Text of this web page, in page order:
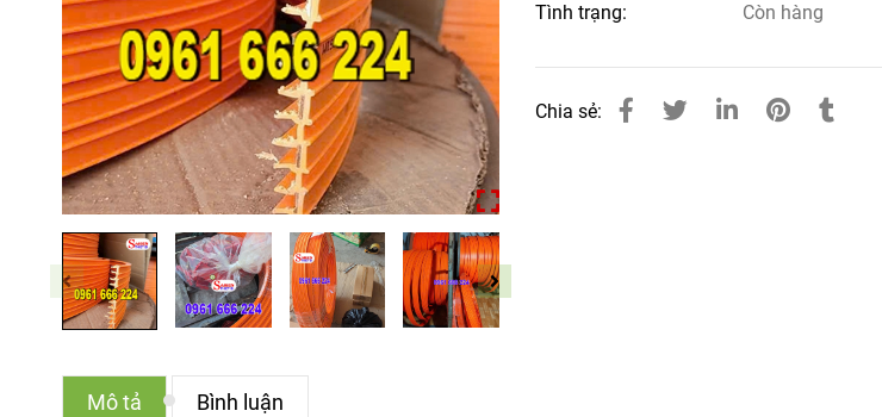
Tình trạng: Còn hàng
Chia sẻ:
Mô tả Bình luận